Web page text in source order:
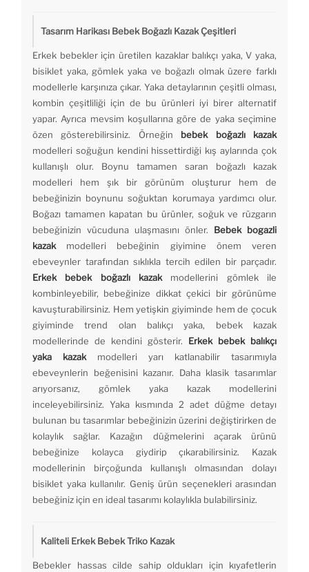
Tasarım Harikası Bebek Boğazlı Kazak Çeşitleri
Erkek bebekler için üretilen kazaklar balıkçı yaka, V yaka,
bisiklet yaka, gömlek yaka ve boğazlı olmak üzere farklı
modellerle karşınıza çıkar. Yaka detaylarının çeşitli olması,
kombin çeşitliliği için de bu ürünleri iyi birer alternatif
yapar. Ayrıca mevsim koşullarına göre de yaka seçimine
özen gösterebilirsiniz. Örneğin bebek boğazlı kazak
modelleri soğuğun kendini hissettirdiği kış aylarında çok
kullanışlı olur. Boynu tamamen saran boğazlı kazak
modelleri hem şık bir görünüm oluşturur hem de
bebeğinizin boynunu soğuktan korumaya yardımcı olur.
Boğazı tamamen kapatan bu ürünler, soğuk ve rüzgarın
bebeğinizin vücuduna ulaşmasını önler. Bebek bogazli
kazakmodelleri bebeğinin giyimine önem veren
ebeveynler tarafından sıklıkla tercih edilen bir parçadır.
Erkek bebek boğazlı kazakmodellerini gömlek ile
kombinleyebilir, bebeğinize dikkat çekici bir görünüme
kavuşturabilirsiniz. Hem yetişkin giyiminde hem de çocuk
giyiminde trend olan balıkçı yaka, bebek kazak
modellerinde de kendini gösterir. Erkek bebek balıkçı
yaka kazakmodelleri yarı katlanabilir tasarımıyla
ebeveynlerin beğenisini kazanır. Daha klasik tasarımlar
arıyorsanız, gömlek yaka kazak modellerini
inceleyebilirsiniz. Yaka kısmında 2 adet düğme detayı
bulunan bu tasarımlar bebeğinizin üzerini değiştirirken de
kolaylık sağlar. Kazağın düğmelerini açarak ürünü
bebeğinize kolayca giydirip çıkarabilirsiniz. Kazak
modellerinin birçoğunda kullanışlı olmasından dolayı
bisiklet yaka kullanılır. Geniş ürün seçenekleri arasından
bebeğiniz için en ideal tasarımı kolaylıkla bulabilirsiniz.
Kaliteli Erkek Bebek Triko Kazak
Bebekler hassas cilde sahip oldukları için kıyafetlerin